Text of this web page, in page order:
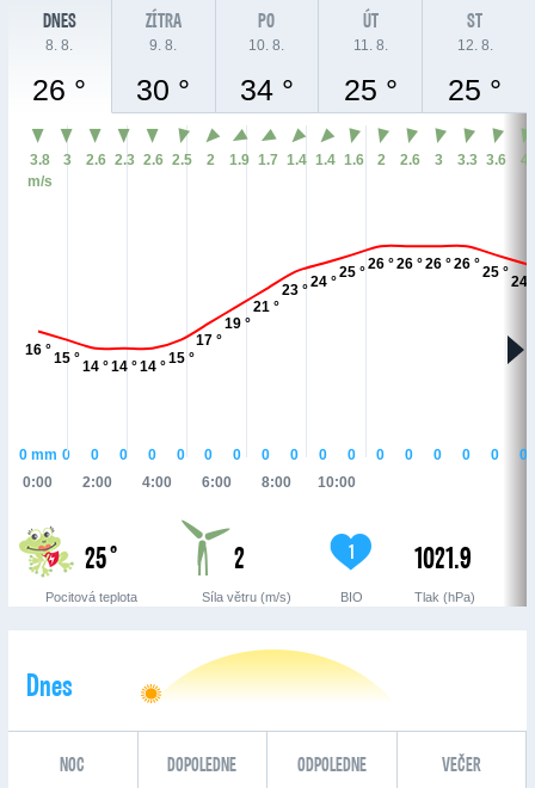
DNES
8. 8.
26 °
ZÍTRA
9. 8.
30 °
PO
10. 8.
34 °
ÚT
11. 8.
25 °
ST
12. 8.
25 °
16 °
15 °
14 °14 °14 °
15 °
17 °
19 °
21 °
23 °
24 °
25 °
26 °26 °26 °26 °
25 °
24
0:00 2:00 4:00 6:00 8:00 10:00
0mm 0 0 0 0 0 0 0 0 0 0 0 0 0 0 0 0 0
3.8
m/s
3 2.6 2.3 2.6 2.5 2 1.9 1.7 1.4 1.4 1.6 2 2.6 3 3.3 3.6 4
25 °
Pocitová teplota
2
Síla větru (m/s)
1
BIO
1021.9
Tlak (hPa)
Dnes
NOC DOPOLEDNE ODPOLEDNE VEČER